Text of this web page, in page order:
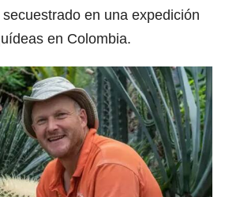
en una expedición
en Colombia.